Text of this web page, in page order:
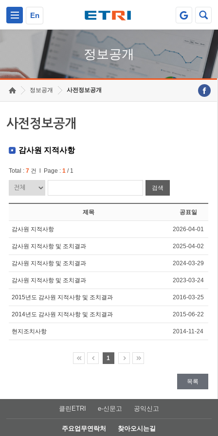
En
정보공개
정보공개 사전정보공개
사전정보공개
감사원 지적사항
Total : 7건 l Page : 1/ 1
검색
제목 공표일
감사원 지적사항 2026-04-01
감사원 지적사항 및 조치결과 2025-04-02
감사원 지적사항 및 조치결과 2024-03-29
감사원 지적사항 및 조치결과 2023-03-24
2015년도 감사원 지적사항 및 조치결과 2016-03-25
2014년도 감사원 지적사항 및 조치결과 2015-06-22
현지조치사항 2014-11-24
1
목록
클린ETRI e-신문고 공익신고
주요업무연락처 찾아오시는길